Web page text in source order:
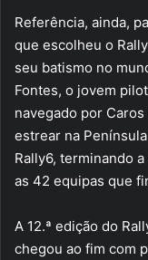
Referência, ainda,
que escolheu o
seu batismo no
Fontes, o jovem
navegado por
estrear na
Rally6, terminando
as 42 equipas que
A 12.ª edição do
chegou ao fim com